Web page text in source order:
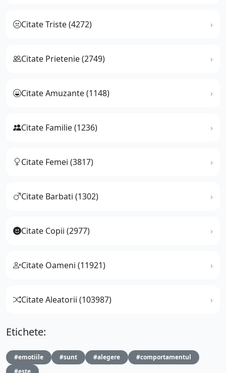
Citate Triste (4272)
Citate Prietenie (2749)
Citate Amuzante (1148)
Citate Familie (1236)
Citate Femei (3817)
Citate Barbati (1302)
Citate Copii (2977)
Citate Oameni (11921)
Citate Aleatorii (103987)
Etichete:
#emotiile #sunt #alegere
#comportamentul
#este